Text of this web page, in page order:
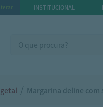
alterar INSTITUCIONAL
/ Margarina deline com